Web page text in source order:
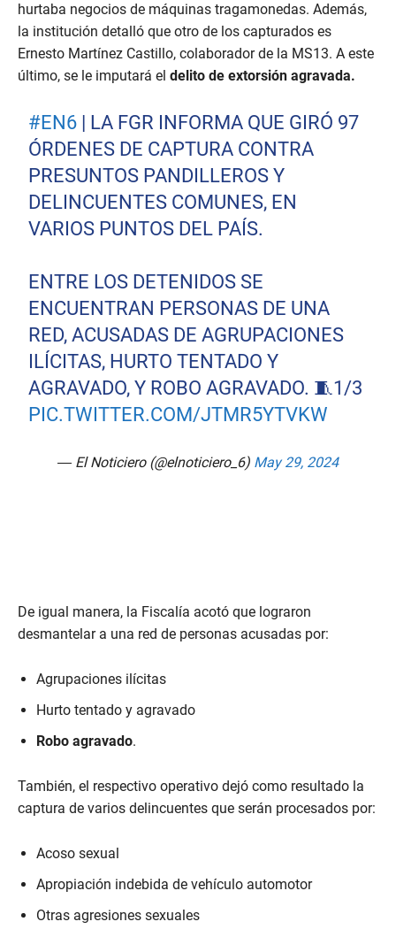
hurtaba negocios de máquinas tragamonedas. Además,
la institución detalló que otro de los capturados es
Ernesto Martínez Castillo, colaborador de la MS13. A este
último, se le imputará el delito de extorsión agravada.
#EN6 | LA FGR INFORMA QUE GIRÓ 97
ÓRDENES DE CAPTURA CONTRA
PRESUNTOS PANDILLEROS Y
DELINCUENTES COMUNES, EN
VARIOS PUNTOS DEL PAÍS.
ENTRE LOS DETENIDOS SE
ENCUENTRAN PERSONAS DE UNA
RED, ACUSADAS DE AGRUPACIONES
ILÍCITAS, HURTO TENTADO Y
AGRAVADO, Y ROBO AGRAVADO. 🧵1/3
PIC.TWITTER.COM/JTMR5YTVKW
— El Noticiero (@elnoticiero_6) May 29, 2024
De igual manera, la Fiscalía acotó que lograron
desmantelar a una red de personas acusadas por:
Agrupaciones ilícitas
Hurto tentado y agravado
Robo agravado.
También, el respectivo operativo dejó como resultado la
captura de varios delincuentes que serán procesados por:
Acoso sexual
Apropiación indebida de vehículo automotor
Otras agresiones sexuales